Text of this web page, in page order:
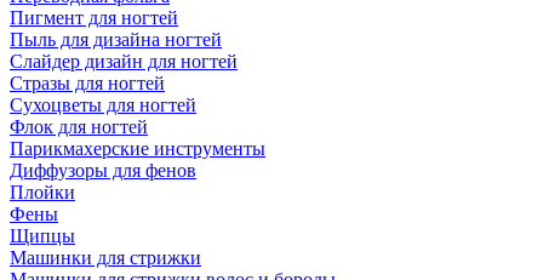
Пигмент для ногтей
Пыль для дизайна ногтей
Слайдер дизайн для ногтей
Стразы для ногтей
Сухоцветы для ногтей
Флок для ногтей
Парикмахерские инструменты
Диффузоры для фенов
Плойки
Фены
Щипцы
Машинки для стрижки